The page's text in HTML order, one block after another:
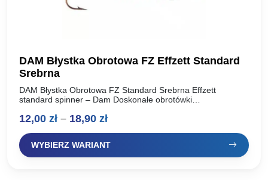
DAM Błystka Obrotowa FZ Effzett Standard
Srebrna
DAM Błystka Obrotowa FZ Standard Srebrna Effzett
standard spinner – Dam Doskonałe obrotówki
wędkarzy. Idealnie pracują w wodzie, skuteczne na…
12,00 zł – 18,90 złZakres
cen:
od
WYBIERZ WARIANT